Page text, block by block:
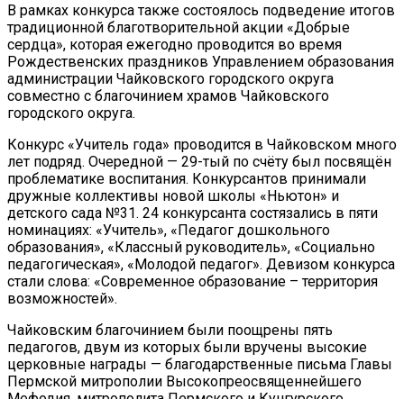
В рамках конкурса также состоялось подведение итогов
традиционной благотворительной акции «Добрые
сердца», которая ежегодно проводится во время
Рождественских праздников Управлением образования
администрации Чайковского городского округа
совместно с благочинием храмов Чайковского
городского округа.
Конкурс «Учитель года» проводится в Чайковском много
лет подряд. Очередной — 29-тый по счёту был посвящён
проблематике воспитания. Конкурсантов принимали
дружные коллективы новой школы «Ньютон» и
детского сада №31. 24 конкурсанта состязались в пяти
номинациях: «Учитель», «Педагог дошкольного
образования», «Классный руководитель», «Социально
педагогическая», «Молодой педагог». Девизом конкурса
стали слова: «Современное образование – территория
возможностей».
Чайковским благочинием были поощрены пять
педагогов, двум из которых были вручены высокие
церковные награды — благодарственные письма Главы
Пермской митрополии Высокопреосвященнейшего